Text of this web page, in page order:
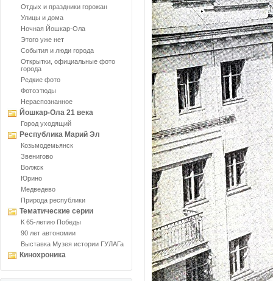
Отдых и праздники горожан
Улицы и дома
Ночная Йошкар-Ола
Этого уже нет
События и люди города
Открытки, официальные фото
города
Редкие фото
Фотоэтюды
Нераспознанное
Йошкар-Ола 21 века
Город уходящий
Республика Марий Эл
Козьмодемьянск
Звенигово
Волжск
Юрино
Медведево
Природа республики
Тематические серии
К 65-летию Победы
90 лет автономии
Выставка Музея истории ГУЛАГа
Кинохроника